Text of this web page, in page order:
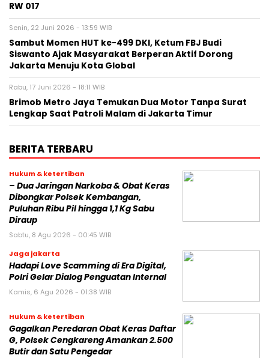
RW 017
Senin, 22 Juni 2026 - 13:59 WIB
Sambut Momen HUT ke-499 DKI, Ketum FBJ Budi
Siswanto Ajak Masyarakat Berperan Aktif Dorong
Jakarta Menuju Kota Global
Rabu, 17 Juni 2026 - 18:11 WIB
Brimob Metro Jaya Temukan Dua Motor Tanpa Surat
Lengkap Saat Patroli Malam di Jakarta Timur
BERITA TERBARU
Hukum & ketertiban
– Dua Jaringan Narkoba & Obat Keras
Dibongkar Polsek Kembangan,
Puluhan Ribu Pil hingga 1,1 Kg Sabu
Diraup
Sabtu, 8 Agu 2026 - 00:45 WIB
Jaga jakarta
Hadapi Love Scamming di Era Digital,
Polri Gelar Dialog Penguatan Internal
Kamis, 6 Agu 2026 - 01:38 WIB
Hukum & ketertiban
Gagalkan Peredaran Obat Keras Daftar
G, Polsek Cengkareng Amankan 2.500
Butir dan Satu Pengedar